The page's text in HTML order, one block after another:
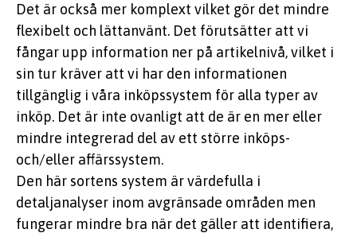
Det är också mer komplext vilket gör det mindre
flexibelt och lättanvänt. Det förutsätter att vi
fångar upp information ner på artikelnivå, vilket i
sin tur kräver att vi har den informationen
tillgänglig i våra inköpssystem för alla typer av
inköp. Det är inte ovanligt att de är en mer eller
mindre integrerad del av ett större inköps-
och/eller affärssystem.
Den här sortens system är värdefulla i
detaljanalyser inom avgränsade områden men
fungerar mindre bra när det gäller att identifiera,